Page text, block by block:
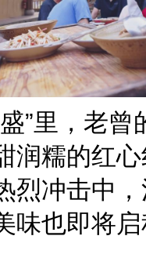
”里，老曾
润糯的红
烈冲击中
味也即将